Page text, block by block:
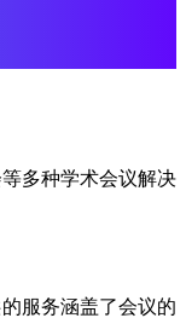
多种学术会议解决
服务涵盖了会议的